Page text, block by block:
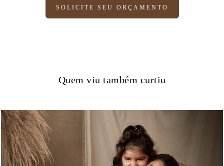
SOLICITE SEU ORÇAMENTO
Quem viu também curtiu